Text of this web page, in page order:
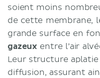
soient moins
de cette membrane,
grande surface en
gazeux entre l’air
Leur structure
diffusion, assurant